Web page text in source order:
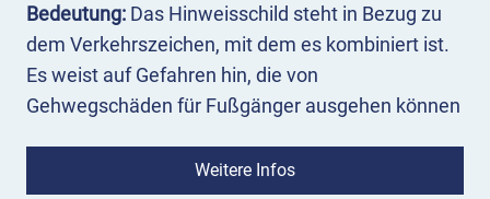
Bedeutung: Das Hinweisschild steht in Bezug zu
dem Verkehrszeichen, mit dem es kombiniert ist.
Es weist auf Gefahren hin, die von
Gehwegschäden für Fußgänger ausgehen können
Das Hinweisschild wird unmittelbar
Weitere Infos